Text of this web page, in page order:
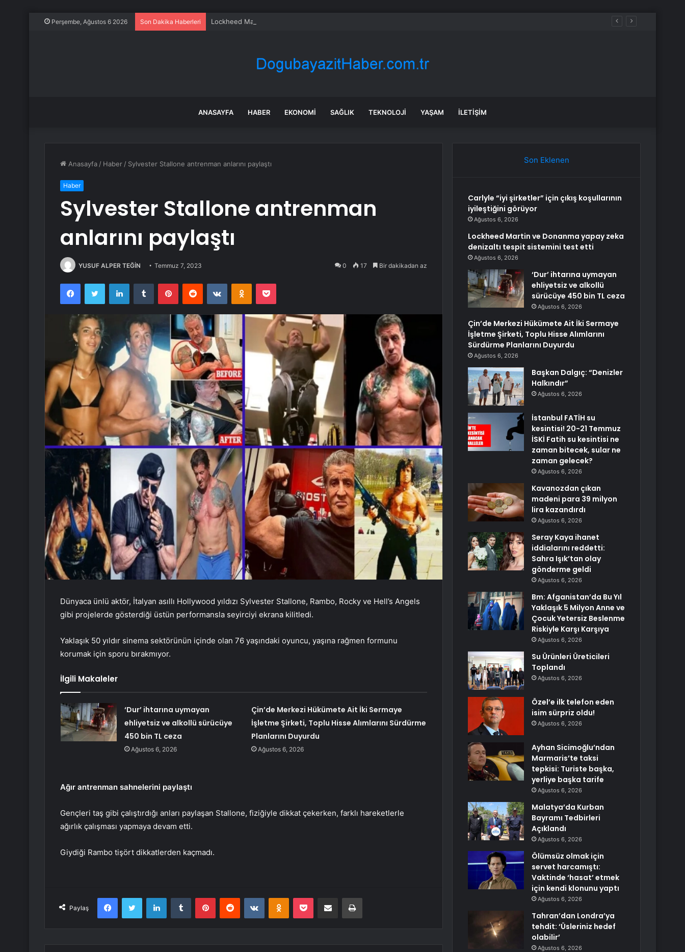
Perşembe, Ağustos 6 2026 Son Dakika Haberleri Lockheed Martin ve Donanma yapay zeka denizaltı tespit sistemini test etti
ANASAYFA HABER EKONOMI SAĞLIK TEKNOLOJI YAŞAM İLETIŞIM
Anasayfa / Haber / Sylvester Stallone antrenman anlarını paylaştı
Haber
Sylvester Stallone antrenman
anlarını paylaştı
YUSUF ALPER TEĞİN Temmuz 7, 2023 0 17 Bir dakikadan az
FacebookTwitter LinkedInTumblr PinterestReddit VKontakteOdnoklassniki
Pocket
Dünyaca ünlü aktör, İtalyan asıllı Hollywood yıldızı Sylvester Stallone, Rambo, Rocky ve Hell’s Angels
gibi projelerde gösterdiği üstün performansla seyirciyi ekrana kilitledi.
Yaklaşık 50 yıldır sinema sektörünün içinde olan 76 yaşındaki oyuncu, yaşına rağmen formunu
korumak için sporu bırakmıyor.
İlgili Makaleler
‘Dur’ ihtarına uymayan
ehliyetsiz ve alkollü sürücüye
450 bin TL ceza
Ağustos 6, 2026
Çin’de Merkezi Hükümete Ait İki Sermaye
İşletme Şirketi, Toplu Hisse Alımlarını Sürdürme
Planlarını Duyurdu
Ağustos 6, 2026
Ağır antrenman sahnelerini paylaştı
Gençleri taş gibi çalıştırdığı anları paylaşan Stallone, fiziğiyle dikkat çekerken, farklı hareketlerle
ağırlık çalışması yapmaya devam etti.
Giydiği Rambo tişört dikkatlerden kaçmadı.
Paylaş
FacebookTwitter LinkedInTumblr PinterestReddit VKontakteOdnoklassniki
Pocket E-Posta ile paylaş Yazdır
Son Eklenen
Carlyle “iyi şirketler” için çıkış koşullarının
iyileştiğini görüyor
Ağustos 6, 2026
Lockheed Martin ve Donanma yapay zeka
denizaltı tespit sistemini test etti
Ağustos 6, 2026
‘Dur’ ihtarına uymayan
ehliyetsiz ve alkollü
sürücüye 450 bin TL ceza
Ağustos 6, 2026
Çin’de Merkezi Hükümete Ait İki Sermaye
İşletme Şirketi, Toplu Hisse Alımlarını
Sürdürme Planlarını Duyurdu
Ağustos 6, 2026
Başkan Dalgıç: “Denizler
Halkındır”
Ağustos 6, 2026
İstanbul FATİH su
kesintisi! 20-21 Temmuz
İSKİ Fatih su kesintisi ne
zaman bitecek, sular ne
zaman gelecek?
Ağustos 6, 2026
Kavanozdan çıkan
madeni para 39 milyon
lira kazandırdı
Ağustos 6, 2026
Seray Kaya ihanet
iddialarını reddetti:
Sahra Işık’tan olay
gönderme geldi
Ağustos 6, 2026
Bm: Afganistan’da Bu Yıl
Yaklaşık 5 Milyon Anne ve
Çocuk Yetersiz Beslenme
Riskiyle Karşı Karşıya
Ağustos 6, 2026
Su Ürünleri Üreticileri
Toplandı
Ağustos 6, 2026
Özel’e ilk telefon eden
isim sürpriz oldu!
Ağustos 6, 2026
Ayhan Sicimoğlu’ndan
Marmaris’te taksi
tepkisi: Turiste başka,
yerliye başka tarife
Ağustos 6, 2026
Malatya’da Kurban
Bayramı Tedbirleri
Açıklandı
Ağustos 6, 2026
Ölümsüz olmak için
servet harcamıştı:
Vaktinde ‘hasat’ etmek
için kendi klonunu yaptı
Ağustos 6, 2026
Tahran’dan Londra’ya
tehdit: ‘Üsleriniz hedef
olabilir’
Ağustos 6, 2026